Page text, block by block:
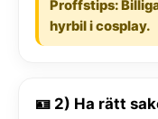
Proffstips:
hyrbil i cosplay.
🪪 2) Ha rätt